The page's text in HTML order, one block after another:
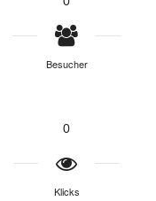
Besucher
0
Klicks